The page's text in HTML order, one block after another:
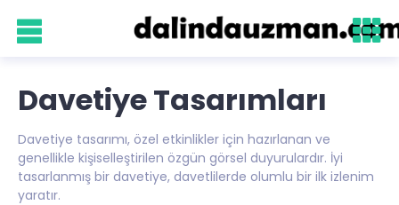
Davetiye Tasarımları
Davetiye tasarımı, özel etkinlikler için hazırlanan ve
genellikle kişiselleştirilen özgün görsel duyurulardır. İyi
tasarlanmış bir davetiye, davetlilerde olumlu bir ilk izlenim
yaratır.